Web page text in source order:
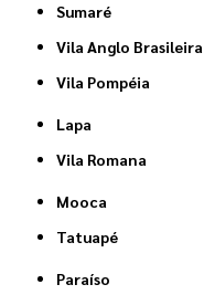
Sumaré
Vila Anglo Brasileira
Vila Pompéia
Lapa
Vila Romana
Mooca
Tatuapé
Paraíso